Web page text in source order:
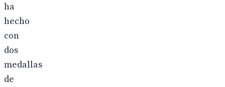
ha
hecho
con
dos
medallas
de